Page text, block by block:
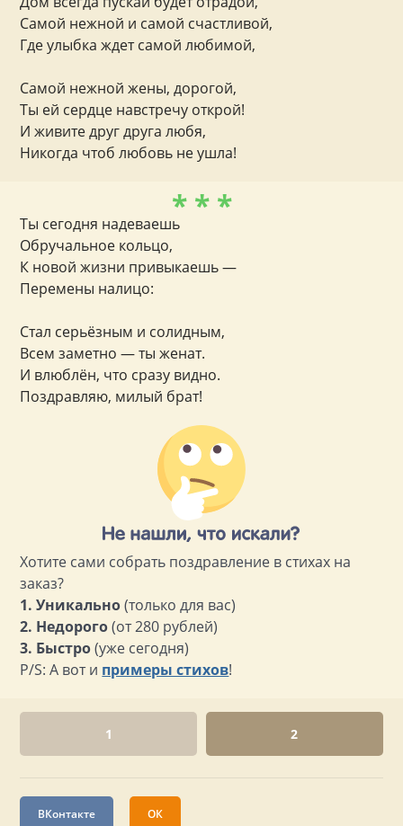
Самой нежной и самой счастливой,
Где улыбка ждет самой любимой,
Самой нежной жены, дорогой,
Ты ей сердце навстречу открой!
И живите друг друга любя,
Никогда чтоб любовь не ушла!
* * *
Ты сегодня надеваешь
Обручальное кольцо,
К новой жизни привыкаешь —
Перемены налицо:
Стал серьёзным и солидным,
Всем заметно — ты женат.
И влюблён, что сразу видно.
Поздравляю, милый брат!
Хотите сами собрать поздравление в стихах на
заказ?
1. Уникально(только для вас)
2. Недорого(от 280 рублей)
3. Быстро(уже сегодня)
P/S: А вот и примеры стихов!
1 2
ВКонтакте ОК